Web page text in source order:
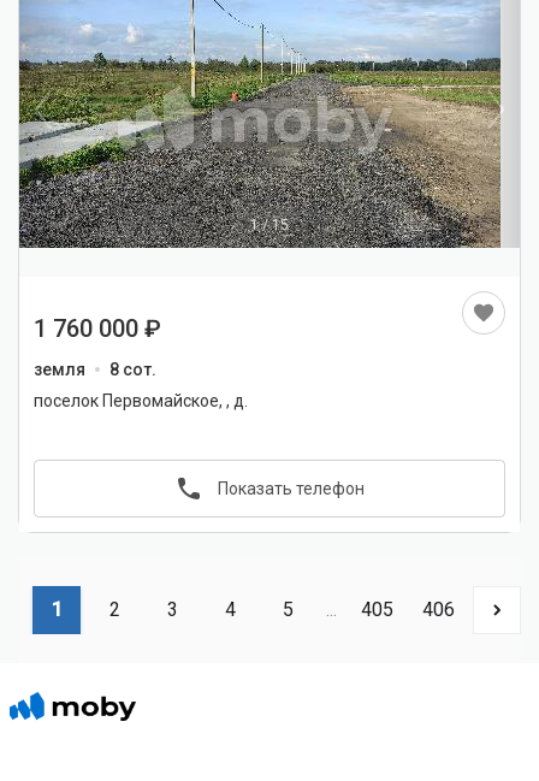
1/15
1 760 000
земля
8 сот.
поселок Первомайское, , д.
Показать телефон
1 2 3 4 5 ... 405 406